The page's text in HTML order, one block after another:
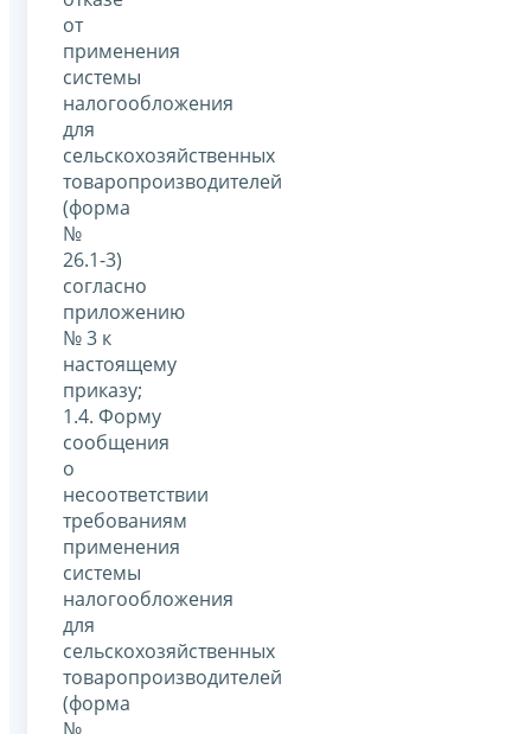
от
применения
системы
налогообложения
для
сельскохозяйственных
товаропроизводителей
(форма
№
26.1-3)
согласно
приложению
№ 3 к
настоящему
приказу;
1.4. Форму
сообщения
о
несоответствии
требованиям
применения
системы
налогообложения
для
сельскохозяйственных
товаропроизводителей
(форма
№